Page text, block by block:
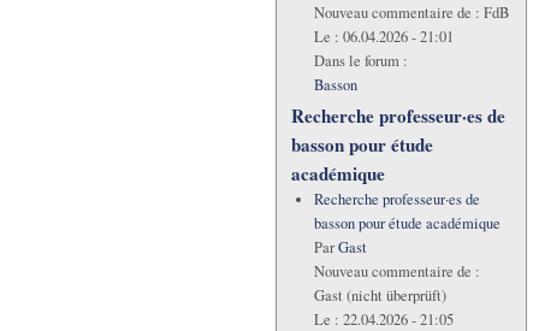
Nouveau commentaire de : FdB
Le : 06.04.2026 - 21:01
Dans le forum :
Basson
Recherche professeur·es de
basson pour étude
académique
Recherche professeur·es de
basson pour étude académique
ParGast
Nouveau commentaire de :
Gast (nicht überprüft)
Le : 22.04.2026 - 21:05